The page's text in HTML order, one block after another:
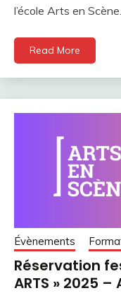
l’école Arts en
Read More
Évènements
Réservation
ARTS » 2025